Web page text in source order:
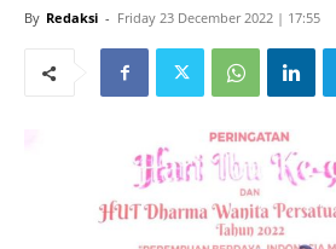
By Redaksi - Friday 23 December 2022 | 17:55